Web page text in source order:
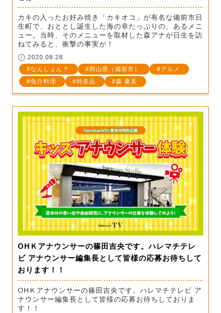
カキの入ったお好み焼き「カキオコ」が有名な備前市日
生町で、おととし誕生した海の幸たっぷりの、あるメニ
ュー。当時、そのメニューを取材した森アナが日生を訪
ねてみると、衝撃の事実が！
2020.08.28
なんしょん？
岡山県（備前市）
グルメ
魚介料理
特産品 森 夏美
OHＫアナウンサーの篠田吉央です。ハレマチテレ
ビ アナウンサー編集長として皆様の応募お待ちして
おります！！
OHＫアナウンサーの篠田吉央です。ハレマチテレビ ア
ナウンサー編集長として皆様の応募お待ちしておりま
す！！